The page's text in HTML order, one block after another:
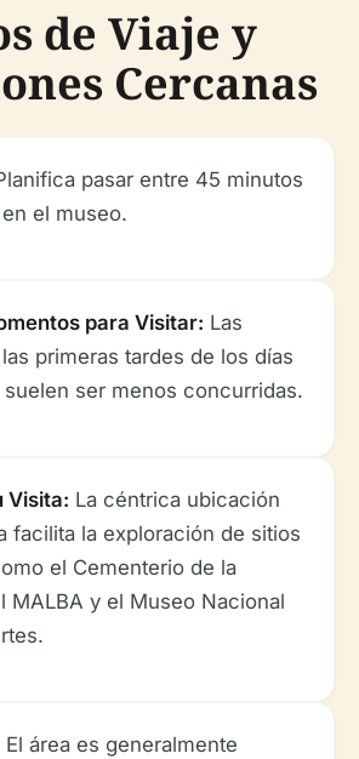
de Viaje y
Cercanas
pasar entre 45 minutos
el museo.
para Visitar: Las
primeras tardes de los días
suelen ser menos concurridas.
Visita: La céntrica ubicación
facilita la exploración de sitios
el Cementerio de la
MALBA y el Museo Nacional
El área es generalmente